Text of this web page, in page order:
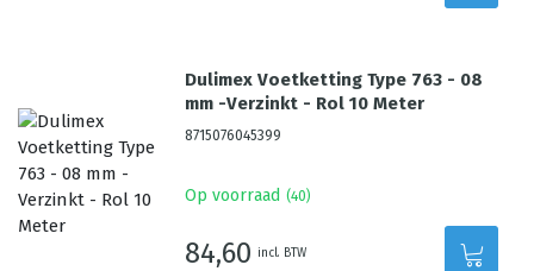
Dulimex Voetketting Type 763 - 08
mm -Verzinkt - Rol 10 Meter
8715076045399
Op voorraad (40)
84,60 incl. BTW